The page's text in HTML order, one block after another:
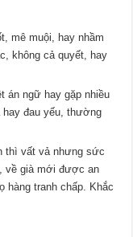
mê muội, hay nhầm
không cả quyết, hay
án ngữ hay gặp nhiều
đau yếu, thường
thì vất vả nhưng sức
về già mới được an
hàng tranh chấp. Khắc